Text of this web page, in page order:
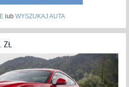
lub WYSZUKAJ AUTA
ZŁ